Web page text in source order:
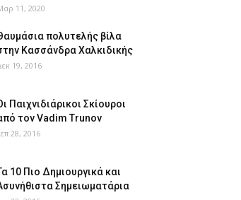
11, 2020
πολυτελής βίλα
Κασσάνδρα Χαλκιδικής
19, 2016
Παιχνιδιάρικοι Σκίουροι
τον Vadim Trunov
28, 2016
10 Πιο Δημιουργικά και
Σημειωματάρια